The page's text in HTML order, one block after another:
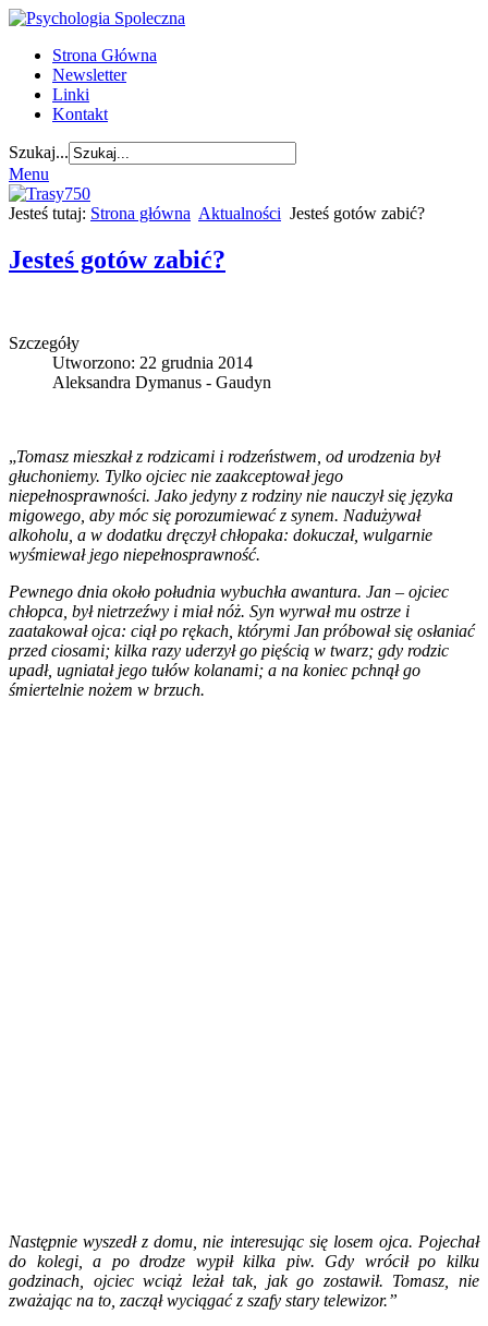
Strona Główna
Newsletter
Linki
Kontakt
Szukaj...
Menu
Jesteś tutaj: Strona główna Aktualności Jesteś gotów zabić?
Jesteś gotów zabić?
Szczegóły
Utworzono: 22 grudnia 2014
Aleksandra Dymanus - Gaudyn
„Tomasz mieszkał z rodzicami i rodzeństwem, od urodzenia był
głuchoniemy. Tylko ojciec nie zaakceptował jego
niepełnosprawności. Jako jedyny z rodziny nie nauczył się języka
migowego, aby móc się porozumiewać z synem. Nadużywał
alkoholu, a w dodatku dręczył chłopaka: dokuczał, wulgarnie
wyśmiewał jego niepełnosprawność.
Pewnego dnia około południa wybuchła awantura. Jan – ojciec
chłopca, był nietrzeźwy i miał nóż. Syn wyrwał mu ostrze i
zaatakował ojca: ciął po rękach, którymi Jan próbował się osłaniać
przed ciosami; kilka razy uderzył go pięścią w twarz; gdy rodzic
upadł, ugniatał jego tułów kolanami; a na koniec pchnął go
śmiertelnie nożem w brzuch.
Następnie wyszedł z domu, nie interesując się losem ojca. Pojechał
do kolegi, a po drodze wypił kilka piw. Gdy wrócił po kilku
godzinach, ojciec wciąż leżał tak, jak go zostawił. Tomasz, nie
zważając na to, zaczął wyciągać z szafy stary telewizor.”